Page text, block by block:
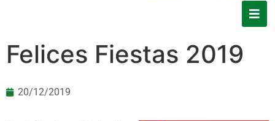
Felices Fiestas 2019
20/12/2019